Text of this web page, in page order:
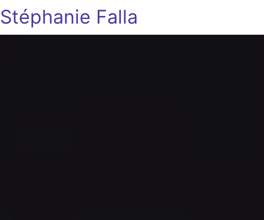
Stéphanie Falla